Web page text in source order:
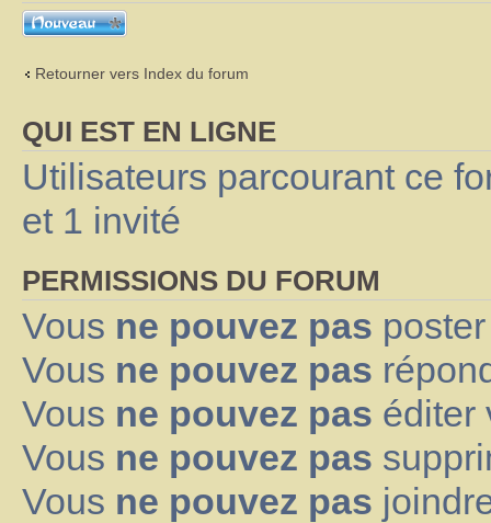
Ecrire un nouveau
sujet
Retourner vers Index du forum
QUI EST EN LIGNE
Utilisateurs parcourant ce
et 1 invité
PERMISSIONS DU FORUM
Vous ne pouvez pas
Vous ne pouvez pas
Vous ne pouvez pas éditer
Vous ne pouvez pas
Vous ne pouvez pas